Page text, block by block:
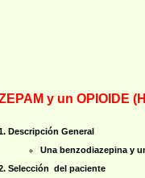
y un OPIOIDE
Descripción General
Una benzodiazepina y
Selección del paciente